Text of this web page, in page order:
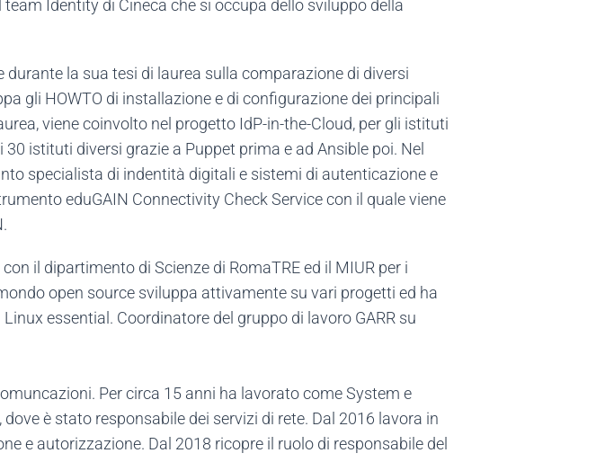
Identity di Cineca che si occupa dello sviluppo della
la sua tesi di laurea sulla comparazione di diversi
gli HOWTO di installazione e di configurazione dei principali
viene coinvolto nel progetto IdP-in-the-Cloud, per gli istituti
istituti diversi grazie a Puppet prima e ad Ansible poi. Nel
specialista di indentità digitali e sistemi di autenticazione e
eduGAIN Connectivity Check Service con il quale viene
il dipartimento di Scienze di RomaTRE ed il MIUR per i
open source sviluppa attivamente su vari progetti ed ha
essential. Coordinatore del gruppo di lavoro GARR su
Per circa 15 anni ha lavorato come System e
è stato responsabile dei servizi di rete. Dal 2016 lavora in
e autorizzazione. Dal 2018 ricopre il ruolo di responsabile del